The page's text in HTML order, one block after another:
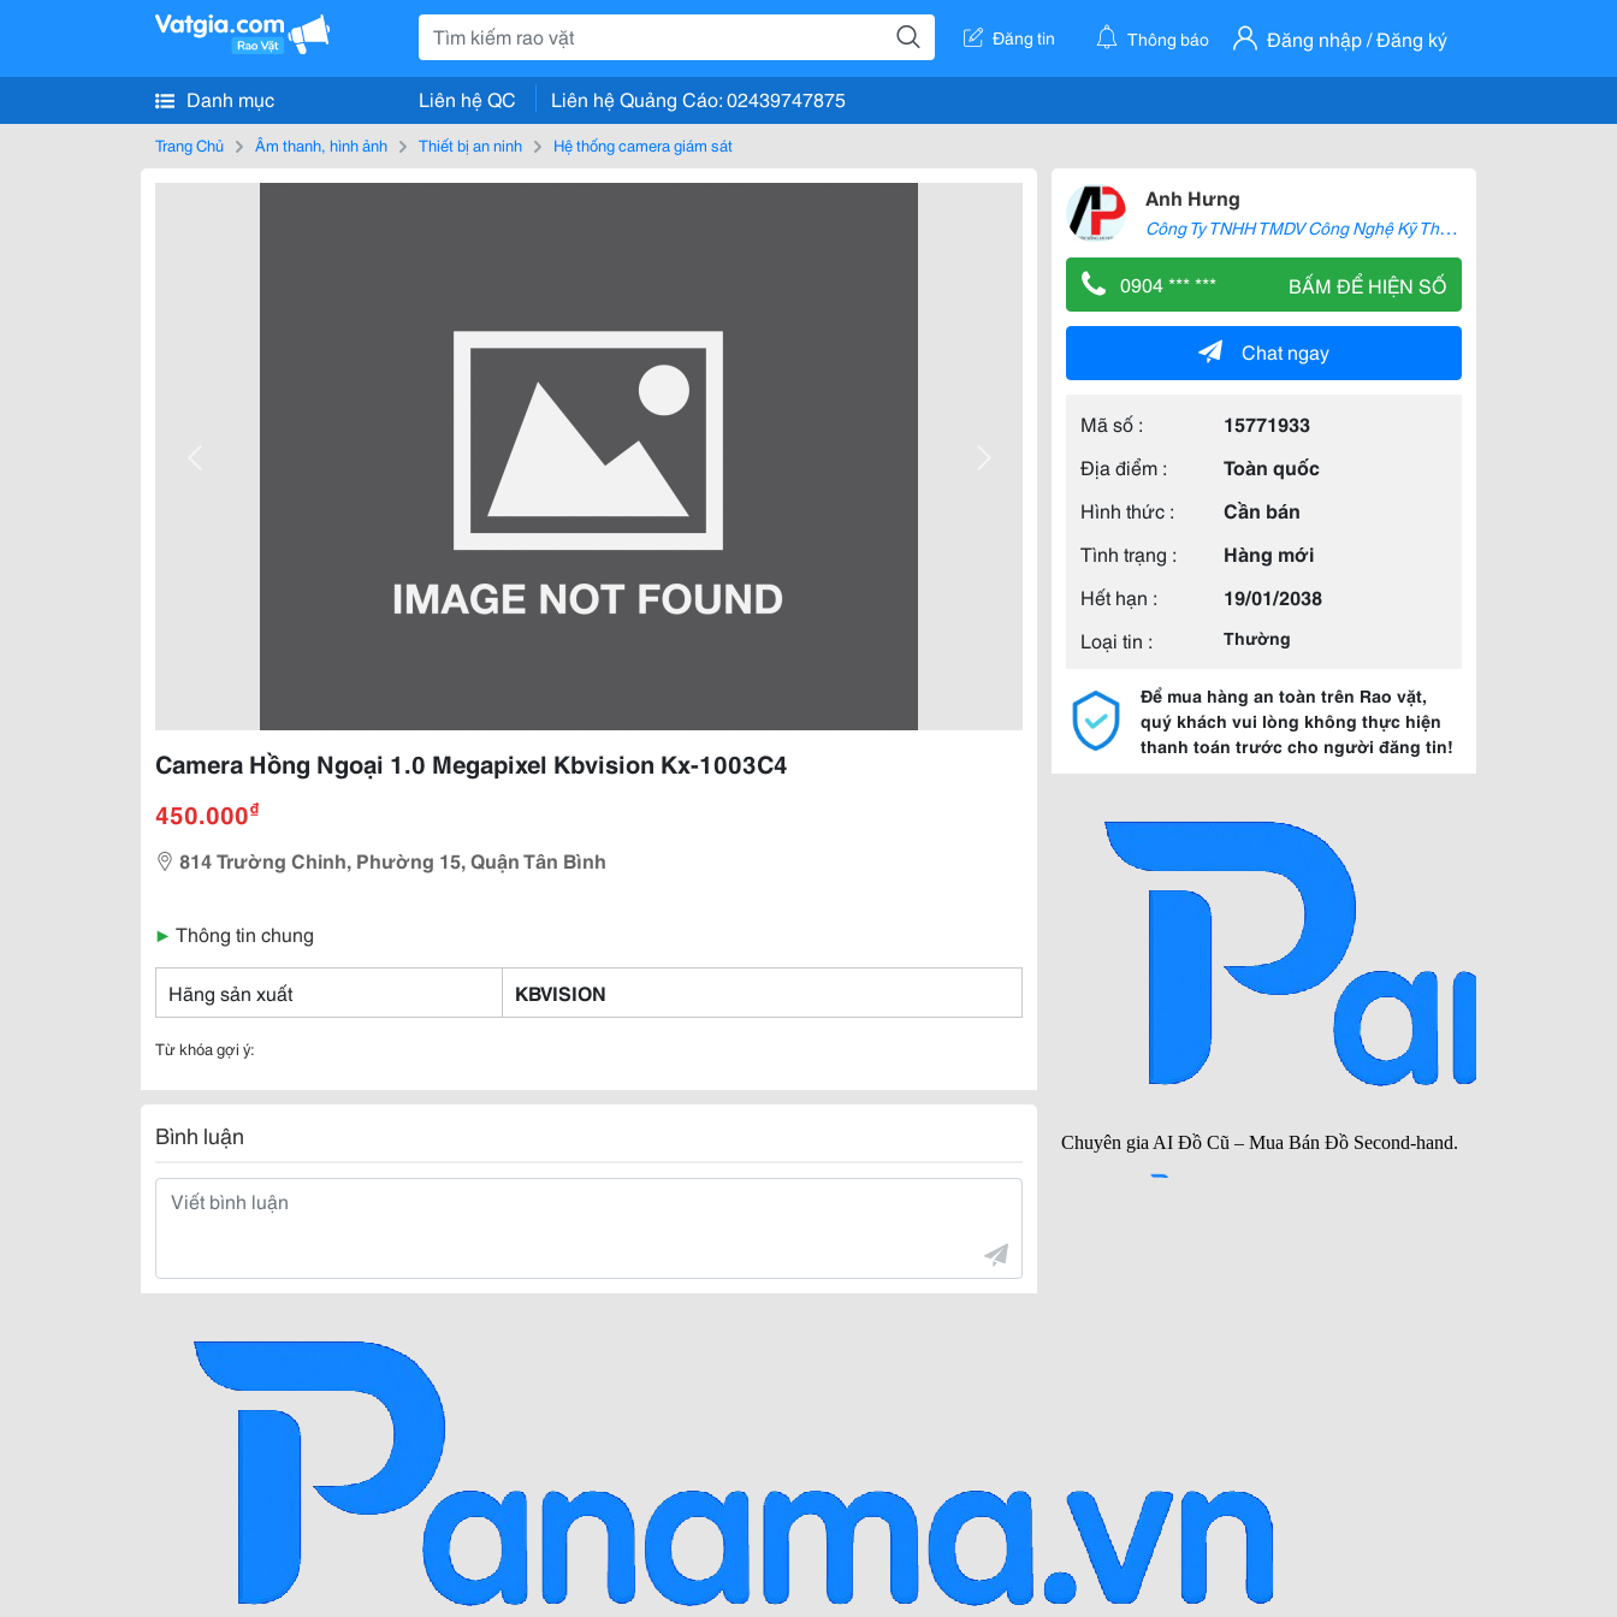
Đăng tin Thông báo Đăng nhập / Đăng ký
Danh mục Liên hệ QC Liên hệ Quảng Cáo: 02439747875
Trang Chủ Âm thanh, hình ảnh Thiết bị an ninh Hệ thống camera giám sát
Camera Hồng Ngoại 1.0 Megapixel Kbvision Kx-1003C4
450.000₫
814 Trường Chinh, Phường 15, Quận Tân Bình
▶ Thông tin chung
Hãng sản xuất KBVISION
Từ khóa gợi ý:
Bình luận
Anh Hưng
C
ông Ty TNHH TMDV Công Nghệ Kỹ Thuật Ái Phương
0904 *** *** BẤM ĐỂ HIỆN SỐ
Chat ngay
Mã số :
15771933
Địa điểm :
Toàn quốc
Hình thức :
Cần bán
Tình trạng :
Hàng mới
Hết hạn :
19/01/2038
Loại tin :
Thường
Để mua hàng an toàn trên Rao vặt,
quý khách vui lòng không thực hiện
thanh toán trước cho người đăng tin!